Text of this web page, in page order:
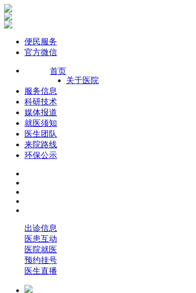
便民服务
官方微信
首页
关于医院
服务信息
科研技术
媒体报道
就医须知
医生团队
来院路线
环保公示
出诊信息
医患互动
医院就医
预约挂号
医生直播